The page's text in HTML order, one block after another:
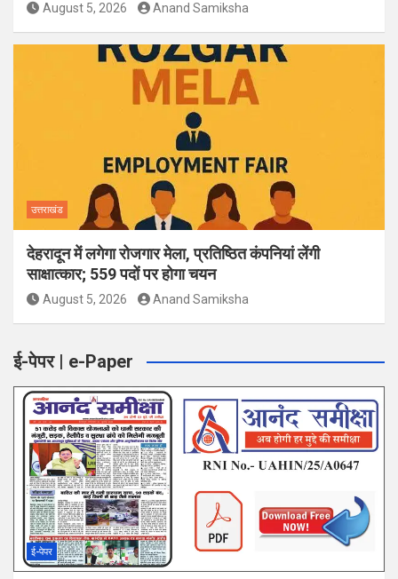
August 5, 2026 Anand Samiksha
उत्तराखंड
देहरादून में लगेगा रोजगार मेला, प्रतिष्ठित कंपनियां लेंगी
साक्षात्कार; 559 पदों पर होगा चयन
August 5, 2026 Anand Samiksha
ई-पेपर | e-Paper
ई-पेपर